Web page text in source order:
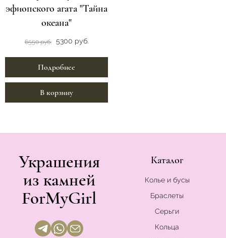
эфиопского агата "Тайна
океана"
6550 руб. 5300 руб.
Подробнее
В корзину
Украшения
из камней
ForMyGirl
Каталог
Колье и бусы
Браслеты
Серьги
Кольца